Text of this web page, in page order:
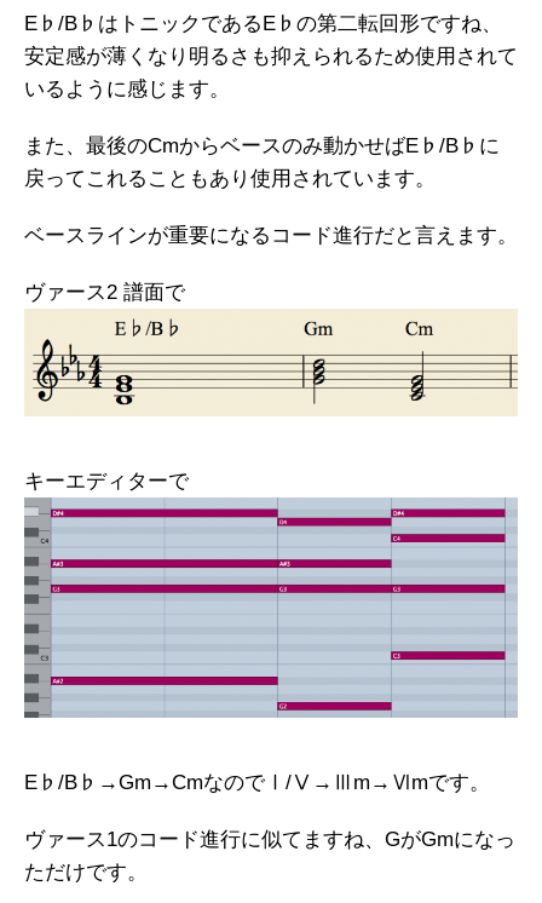
E♭/B♭はトニックであるE♭の第二転回形ですね、
安定感が薄くなり明るさも抑えられるため使用されて
いるように感じます。
また、最後のCmからベースのみ動かせばE♭/B♭に
戻ってこれることもあり使用されています。
ベースラインが重要になるコード進行だと言えます。
ヴァース2 譜面で
キーエディターで
E♭/B♭→Gm→CmなのでⅠ/Ⅴ→Ⅲm→Ⅵmです。
ヴァース1のコード進行に似てますね、GがGmになっ
ただけです。